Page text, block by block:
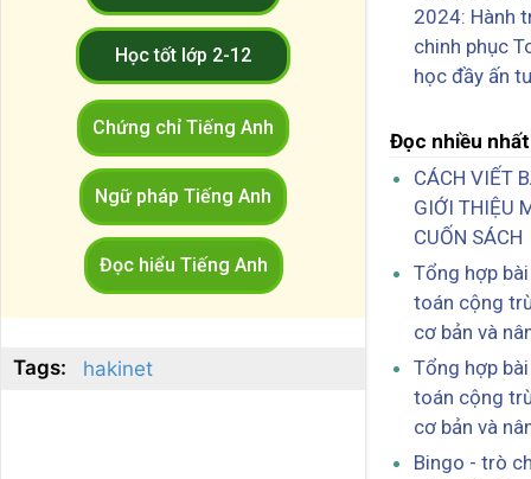
Học tốt lớp 2-12
Chứng chỉ Tiếng Anh
Ngữ pháp Tiếng Anh
Đọc hiểu Tiếng Anh
Tags: hakinet
2024: Hành
chinh phục
học đầy ấn
Đọc nhiều nhất
CÁCH VIẾT
GIỚI THIỆU
CUỐN SÁCH
Tổng hợp
toán cộng
cơ bản và
Tổng hợp
toán cộng
cơ bản và
Bingo - trò